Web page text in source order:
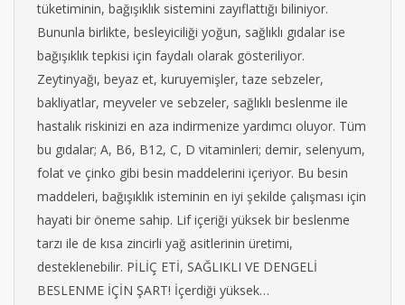
tüketiminin, bağışıklık sistemini zayıflattığı biliniyor.
Bununla birlikte, besleyiciliği yoğun, sağlıklı gıdalar ise
bağışıklık tepkisi için faydalı olarak gösteriliyor.
Zeytinyağı, beyaz et, kuruyemişler, taze sebzeler,
bakliyatlar, meyveler ve sebzeler, sağlıklı beslenme ile
hastalık riskinizi en aza indirmenize yardımcı oluyor. Tüm
bu gıdalar; A, B6, B12, C, D vitaminleri; demir, selenyum,
folat ve çinko gibi besin maddelerini içeriyor. Bu besin
maddeleri, bağışıklık isteminin en iyi şekilde çalışması için
hayati bir öneme sahip. Lif içeriği yüksek bir beslenme
tarzı ile de kısa zincirli yağ asitlerinin üretimi,
desteklenebilir. PİLİÇ ETİ, SAĞLIKLI VE DENGELİ
BESLENME İÇİN ŞART! İçerdiği yüksek…